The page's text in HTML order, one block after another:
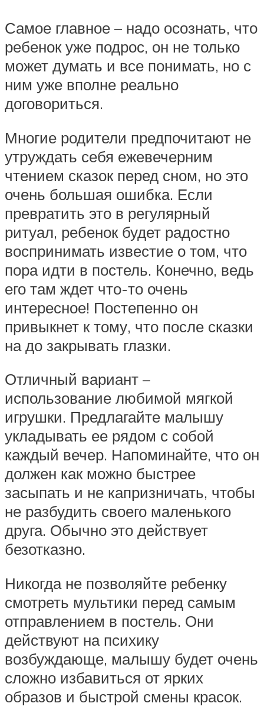
Самое главное – надо осознать, что
ребенок уже подрос, он не только
может думать и все понимать, но с
ним уже вполне реально
договориться.
Многие родители предпочитают не
утруждать себя ежевечерним
чтением сказок перед сном, но это
очень большая ошибка. Если
превратить это в регулярный
ритуал, ребенок будет радостно
воспринимать известие о том, что
пора идти в постель. Конечно, ведь
его там ждет что-то очень
интересное! Постепенно он
привыкнет к тому, что после сказки
на до закрывать глазки.
Отличный вариант –
использование любимой мягкой
игрушки. Предлагайте малышу
укладывать ее рядом с собой
каждый вечер. Напоминайте, что он
должен как можно быстрее
засыпать и не капризничать, чтобы
не разбудить своего маленького
друга. Обычно это действует
безотказно.
Никогда не позволяйте ребенку
смотреть мультики перед самым
отправлением в постель. Они
действуют на психику
возбуждающе, малышу будет очень
сложно избавиться от ярких
образов и быстрой смены красок.